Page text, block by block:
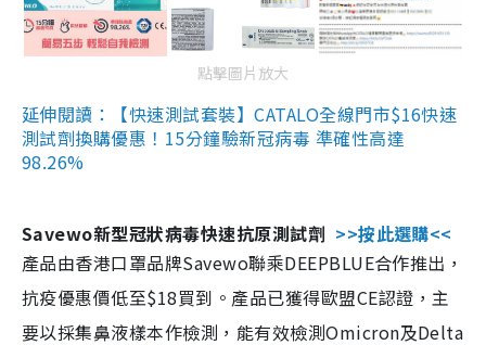
點擊圖片放大
延伸閱讀：【快速測試套裝】CATALO全線門市$16快速
測試劑換購優惠！15分鐘驗新冠病毒 準確性高達
98.26%
Savewo新型冠狀病毒快速抗原測試劑 >>按此選購<<
產品由香港口罩品牌Savewo聯乘DEEPBLUE合作推出，
抗疫優惠價低至$18買到。產品已獲得歐盟CE認證，主
要以採集鼻液樣本作檢測，能有效檢測Omicron及Delta